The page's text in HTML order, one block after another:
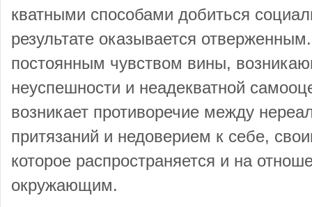
кватными способами добиться
резуль­тате оказывается
постоянным чувством вины,
неуспешности и неадекватной
возникает противо­речие между
притязаний и недоверием к себе,
которое распространяется и на
окружающим.